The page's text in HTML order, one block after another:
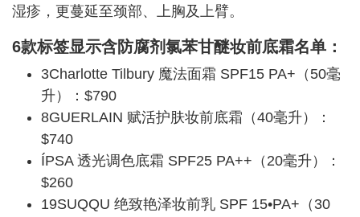
湿疹，更蔓延至颈部、上胸及上臂。
6款标签显示含防腐剂氯苯甘醚妆前底霜名单：
3Charlotte Tilbury 魔法面霜 SPF15 PA+（50毫
升）：$790
8GUERLAIN 赋活护肤妆前底霜（40毫升）：
$740
ÍPSA 透光调色底霜 SPF25 PA++（20毫升）：
$260
19SUQQU 绝致艳泽妆前乳 SPF 15•PA+（30